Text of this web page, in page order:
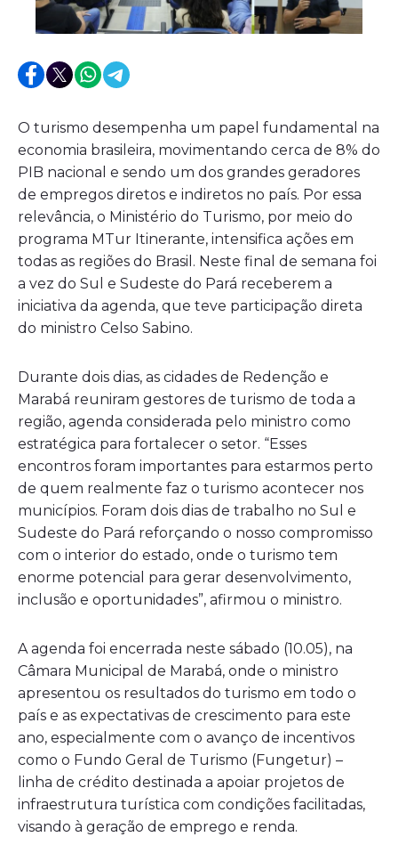
O turismo desempenha um papel fundamental na
economia brasileira, movimentando cerca de 8% do
PIB nacional e sendo um dos grandes geradores
de empregos diretos e indiretos no país. Por essa
relevância, o Ministério do Turismo, por meio do
programa MTur Itinerante, intensifica ações em
todas as regiões do Brasil. Neste final de semana foi
a vez do Sul e Sudeste do Pará receberem a
iniciativa da agenda, que teve participação direta
do ministro Celso Sabino.
Durante dois dias, as cidades de Redenção e
Marabá reuniram gestores de turismo de toda a
região, agenda considerada pelo ministro como
estratégica para fortalecer o setor. “Esses
encontros foram importantes para estarmos perto
de quem realmente faz o turismo acontecer nos
municípios. Foram dois dias de trabalho no Sul e
Sudeste do Pará reforçando o nosso compromisso
com o interior do estado, onde o turismo tem
enorme potencial para gerar desenvolvimento,
inclusão e oportunidades”, afirmou o ministro.
A agenda foi encerrada neste sábado (10.05), na
Câmara Municipal de Marabá, onde o ministro
apresentou os resultados do turismo em todo o
país e as expectativas de crescimento para este
ano, especialmente com o avanço de incentivos
como o Fundo Geral de Turismo (Fungetur) –
linha de crédito destinada a apoiar projetos de
infraestrutura turística com condições facilitadas,
visando à geração de emprego e renda.